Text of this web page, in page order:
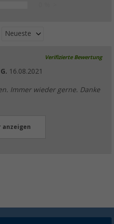
Neueste
Verifizierte Bewertung
16.08.2021
Immer wieder gerne. Danke
anzeigen